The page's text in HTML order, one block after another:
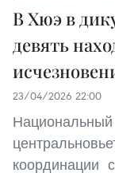
В Хюэ в
девять
23/04/2026 22:00
координации